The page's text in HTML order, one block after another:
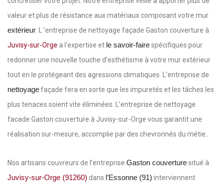
valeur et plus de résistance aux matériaux composant votre mur
extérieur . L ’entreprise de nettoyage façade Gaston couverture à
Juvisy-sur-Orge a l'expertise et le savoir-fairespécifiques pour
redonner une nouvelle touche d’esthétisme à votre mur extérieur
tout en le protégeant des agressions climatiques. L’entreprise de
nettoyagefaçade fera en sorte que les impuretés et les tâches les
plus tenaces soient vite éliminées. L’entreprise de nettoyage
facade Gaston couverture à Juvisy-sur-Orge vous garantit une
réalisation sur-mesure, accomplie par des chevronnés du métie..
Nos artisans couvreurs de l’entreprise Gaston couverturesitué à
Juvisy-sur-Orge (91260) dans l’Essonne (91) interviennent